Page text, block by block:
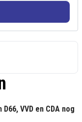
VVD en CDA nog